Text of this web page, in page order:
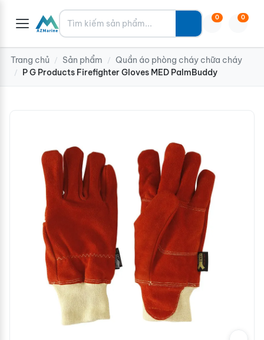
Tìm kiếm 0 0
Trang chủ / Sản phẩm / Quần áo phòng cháy chữa cháy
/ P G Products Firefighter Gloves MED PalmBuddy